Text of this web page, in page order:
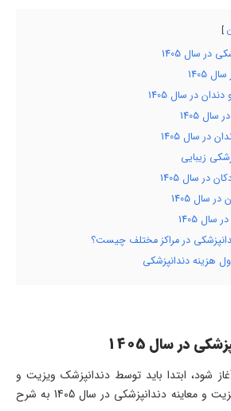
در سال 1405
1405
در سال 1405
1405
سال 1405
زیبایی
در سال 1405
سال 1405
1405
در مراکز مختلف چیست؟
هزینه دندانپزشکی
در سال 1405
شود، ابتدا باید توسط دندانپزشک ویزیت و
معاینه شوید که هزینه ویزیت و معاینه دندانپزشکی در سال 1405 به شرح